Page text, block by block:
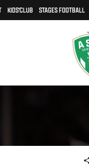
KIDS'CLUB STAGES FOOTBALL